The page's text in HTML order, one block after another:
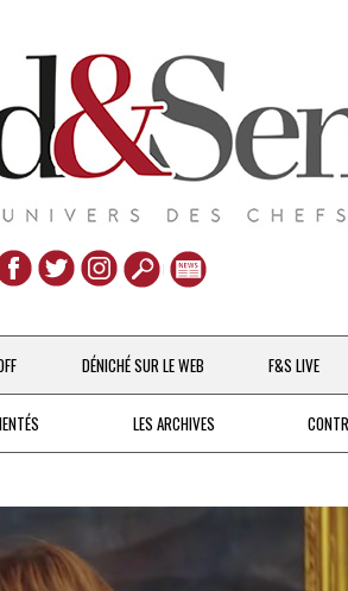
Aller
au
contenu
DÉNICHÉ SUR LE WEB F&S LIVE
LES ARCHIVES